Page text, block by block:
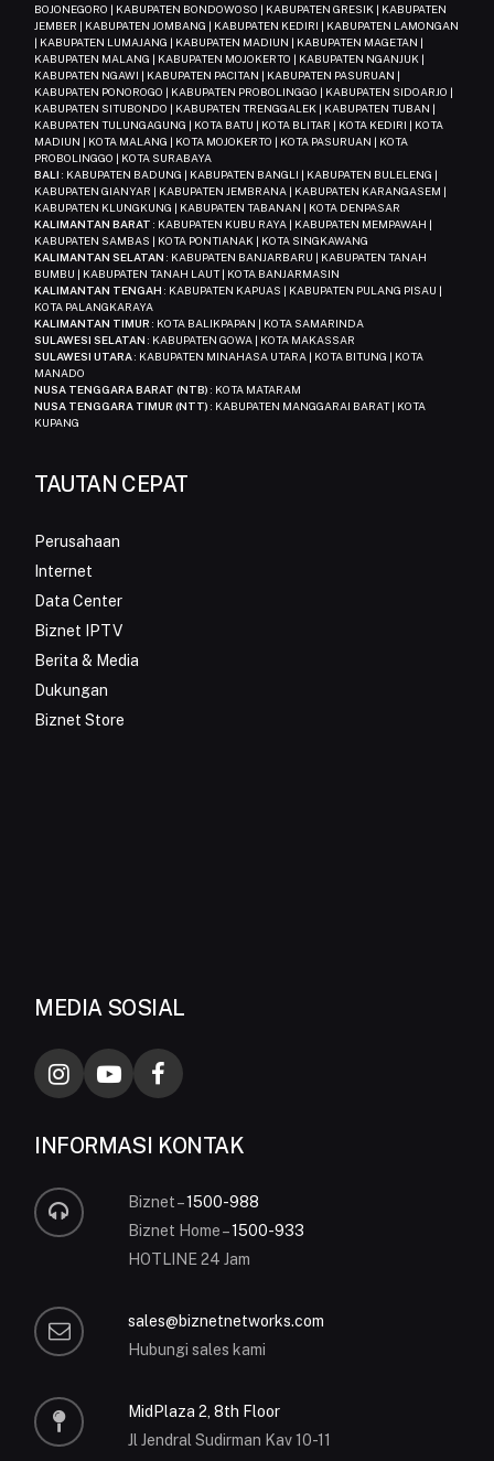
BOJONEGORO | KABUPATEN BONDOWOSO | KABUPATEN GRESIK | KABUPATEN
JEMBER | KABUPATEN JOMBANG | KABUPATEN KEDIRI | KABUPATEN LAMONGAN
| KABUPATEN LUMAJANG | KABUPATEN MADIUN | KABUPATEN MAGETAN |
KABUPATEN MALANG | KABUPATEN MOJOKERTO | KABUPATEN NGANJUK |
KABUPATEN NGAWI | KABUPATEN PACITAN | KABUPATEN PASURUAN |
KABUPATEN PONOROGO | KABUPATEN PROBOLINGGO | KABUPATEN SIDOARJO |
KABUPATEN SITUBONDO | KABUPATEN TRENGGALEK | KABUPATEN TUBAN |
KABUPATEN TULUNGAGUNG | KOTA BATU | KOTA BLITAR | KOTA KEDIRI | KOTA
MADIUN | KOTA MALANG | KOTA MOJOKERTO | KOTA PASURUAN | KOTA
PROBOLINGGO | KOTA SURABAYA
BALI : KABUPATEN BADUNG | KABUPATEN BANGLI | KABUPATEN BULELENG |
KABUPATEN GIANYAR | KABUPATEN JEMBRANA | KABUPATEN KARANGASEM |
KABUPATEN KLUNGKUNG | KABUPATEN TABANAN | KOTA DENPASAR
KALIMANTAN BARAT : KABUPATEN KUBU RAYA | KABUPATEN MEMPAWAH |
KABUPATEN SAMBAS | KOTA PONTIANAK | KOTA SINGKAWANG
KALIMANTAN SELATAN : KABUPATEN BANJARBARU | KABUPATEN TANAH
BUMBU | KABUPATEN TANAH LAUT | KOTA BANJARMASIN
KALIMANTAN TENGAH : KABUPATEN KAPUAS | KABUPATEN PULANG PISAU |
KOTA PALANGKARAYA
KALIMANTAN TIMUR : KOTA BALIKPAPAN | KOTA SAMARINDA
SULAWESI SELATAN : KABUPATEN GOWA | KOTA MAKASSAR
SULAWESI UTARA: KABUPATEN MINAHASA UTARA | KOTA BITUNG | KOTA
MANADO
NUSA TENGGARA BARAT (NTB) : KOTA MATARAM
NUSA TENGGARA TIMUR (NTT) : KABUPATEN MANGGARAI BARAT | KOTA
KUPANG
TAUTAN CEPAT
Perusahaan
Internet
Data Center
Biznet IPTV
Berita & Media
Dukungan
Biznet Store
MEDIA SOSIAL
INFORMASI KONTAK
Biznet –1500-988
Biznet Home –1500-933
HOTLINE 24 Jam
sales@biznetnetworks.com
Hubungi sales kami
MidPlaza 2, 8th Floor
Jl Jendral Sudirman Kav 10-11